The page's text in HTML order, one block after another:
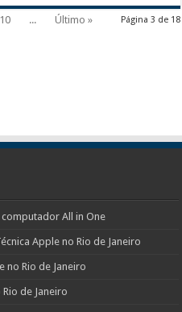
Página 3 de 18
10 ... Último »
All in One
Apple no Rio de Janeiro
no Rio de Janeiro
de Janeiro